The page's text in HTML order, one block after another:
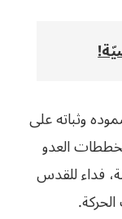
وثباته على
العدو
فداء للقدس